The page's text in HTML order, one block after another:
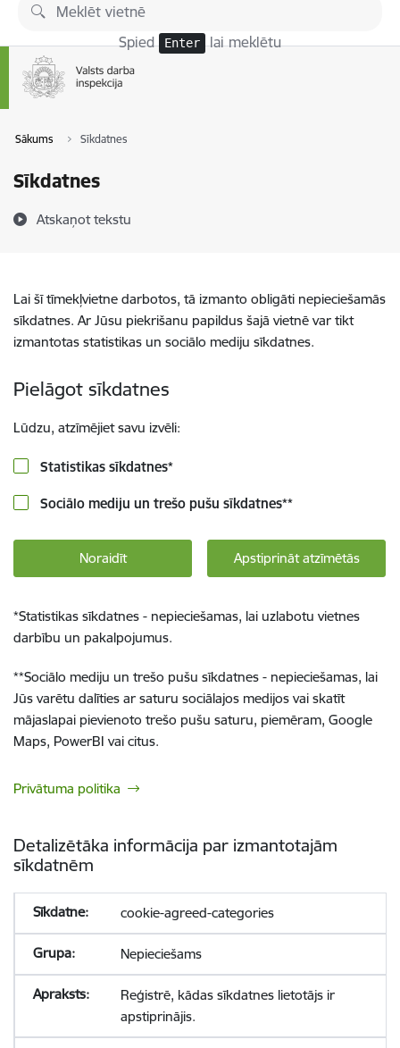
Pāriet uz lapas saturu
Spied Enter lai meklētu
Sākums Sīkdatnes
Sīkdatnes
Atskaņot tekstu
Lai šī tīmekļvietne darbotos, tā izmanto obligāti nepieciešamās
sīkdatnes. Ar Jūsu piekrišanu papildus šajā vietnē var tikt
izmantotas statistikas un sociālo mediju sīkdatnes.
Pielāgot sīkdatnes
Lūdzu, atzīmējiet savu izvēli:
Statistikas sīkdatnes*
Sociālo mediju un trešo pušu sīkdatnes**
Noraidīt Apstiprināt atzīmētās
*Statistikas sīkdatnes - nepieciešamas, lai uzlabotu vietnes
darbību un pakalpojumus.
**Sociālo mediju un trešo pušu sīkdatnes - nepieciešamas, lai
Jūs varētu dalīties ar saturu sociālajos medijos vai skatīt
mājaslapai pievienoto trešo pušu saturu, piemēram, Google
Maps, PowerBI vai citus.
Privātuma politika
Detalizētāka informācija par izmantotajām
sīkdatnēm
cookie-agreed-categories
Nepieciešams
Reģistrē, kādas sīkdatnes lietotājs ir
apstiprinājis.